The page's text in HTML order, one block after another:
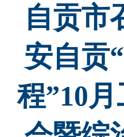
自贡市
安自贡
程”10月